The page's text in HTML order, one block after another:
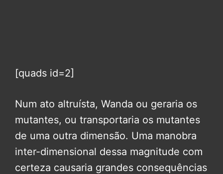
[quads id=2]
Num ato altruísta, Wanda ou geraria os
mutantes, ou transportaria os mutantes
de uma outra dimensão. Uma manobra
inter-dimensional dessa magnitude com
certeza causaria grandes consequências